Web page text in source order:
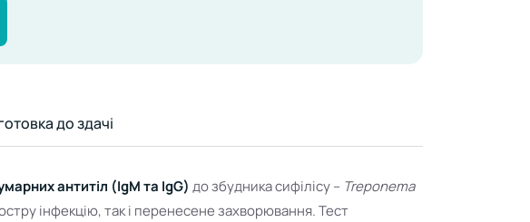
до здачі
антитіл (IgM та IgG) до збудника сифілісу – Treponema
інфекцію, так і перенесене захворювання. Тест